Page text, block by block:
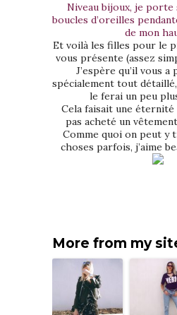
Niveau bijoux, je porte
boucles d’oreilles
de mon
Et voilà les filles pour le
vous présente (assez
J’espère qu’il vous a
spécialement tout
le ferai un peu
Cela faisait une éternité
pas acheté un
Comme quoi on peut y
choses parfois, j’aime
More from my